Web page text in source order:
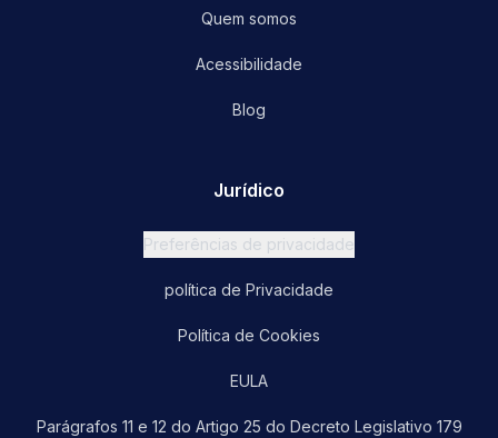
Quem somos
Acessibilidade
Blog
Jurídico
Preferências de privacidade
política de Privacidade
Política de Cookies
EULA
Parágrafos 11 e 12 do Artigo 25 do Decreto Legislativo 179